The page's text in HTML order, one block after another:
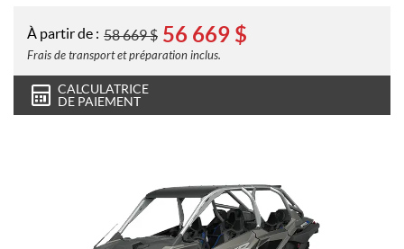
À partir de : 58 669$ 56 669 $
Frais de transport et préparation inclus.
CALCULATRICE
DE PAIEMENT